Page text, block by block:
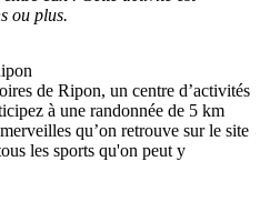
ou plus.
de Ripon, un centre d’activités
à une randonnée de 5 km
qu’on retrouve sur le site
les sports qu'on peut y